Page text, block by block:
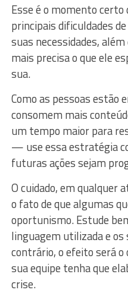
Esse é o momento certo
principais dificuldades
suas necessidades,
mais precisa o que ele
sua.
Como as pessoas estão
consomem mais
um tempo maior para
— use essa estratégia
futuras ações sejam
O cuidado, em qualquer
o fato de que algumas
oportunismo. Estude
linguagem utilizada e os
contrário, o efeito será o
sua equipe tenha que
crise.